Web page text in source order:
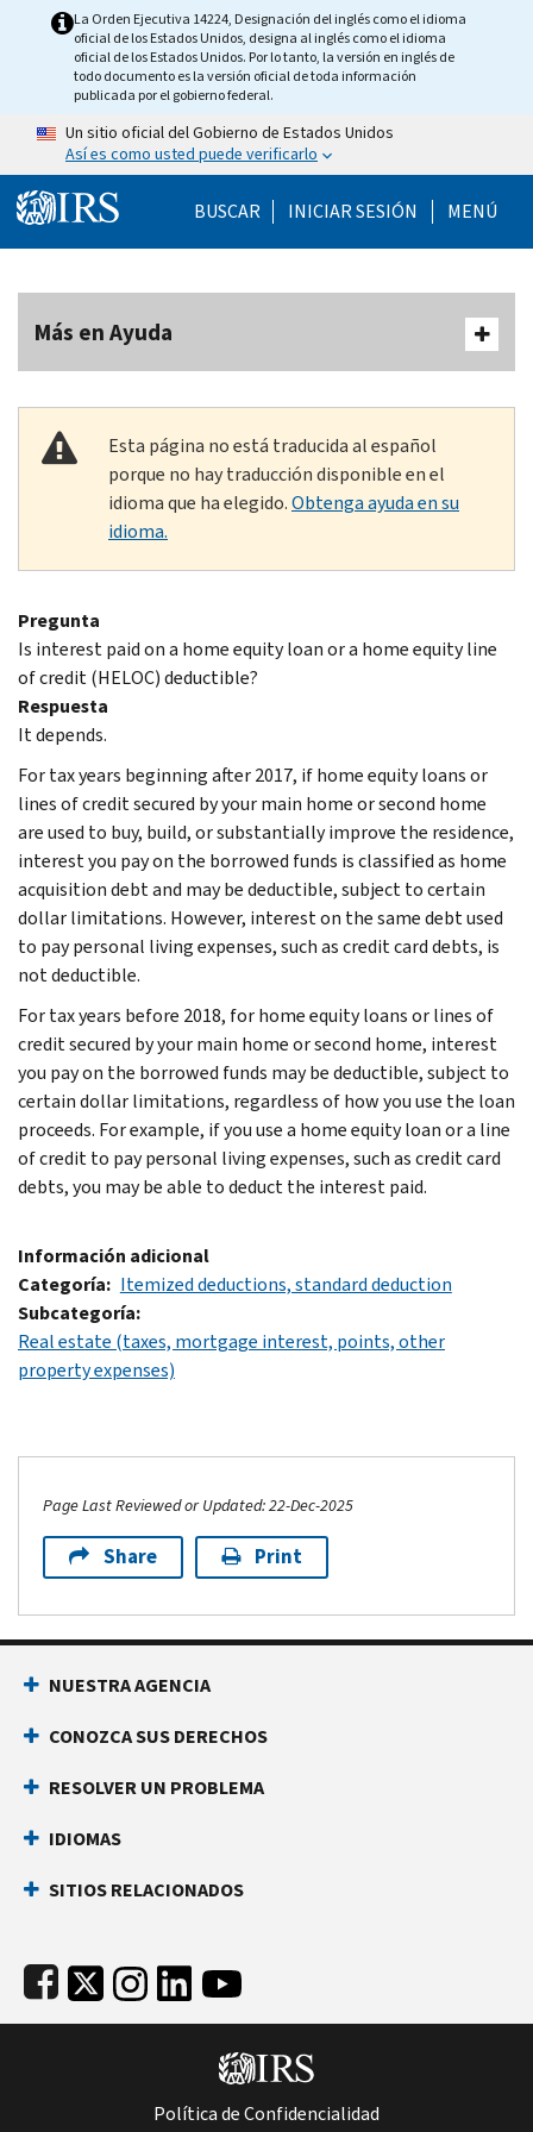
Skip to main content
La Orden Ejecutiva 14224, Designación del inglés como el idioma
oficial de los Estados Unidos, designa al inglés como el idioma
oficial de los Estados Unidos. Por lo tanto, la versión en inglés de
todo documento es la versión oficial de toda información
publicada por el gobierno federal.
Un sitio oficial del Gobierno de Estados Unidos
Así es como usted puede verificarlo
BUSCAR Help Menu Mobile
INICIAR SESIÓN MENÚ
Más en Ayuda
Esta página no está traducida al español
porque no hay traducción disponible en el
idioma que ha elegido.Obtenga ayuda en su
idioma.
Pregunta
Is interest paid on a home equity loan or a home equity line
of credit (HELOC) deductible?
Respuesta
It depends.
For tax years beginning after 2017, if home equity loans or
lines of credit secured by your main home or second home
are used to buy, build, or substantially improve the residence,
interest you pay on the borrowed funds is classified as home
acquisition debt and may be deductible, subject to certain
dollar limitations. However, interest on the same debt used
to pay personal living expenses, such as credit card debts, is
not deductible.
For tax years before 2018, for home equity loans or lines of
credit secured by your main home or second home, interest
you pay on the borrowed funds may be deductible, subject to
certain dollar limitations, regardless of how you use the loan
proceeds. For example, if you use a home equity loan or a line
of credit to pay personal living expenses, such as credit card
debts, you may be able to deduct the interest paid.
Información adicional
Categoría
Itemized deductions, standard deduction
Subcategoría
Real estate (taxes, mortgage interest, points, other
property expenses)
Page Last Reviewed or Updated: 22-Dec-2025
Share Print
Footer Navigation
NUESTRA AGENCIA
CONOZCA SUS DERECHOS
RESOLVER UN PROBLEMA
IDIOMAS
SITIOS RELACIONADOS
Subfooter
Política de Confidencialidad